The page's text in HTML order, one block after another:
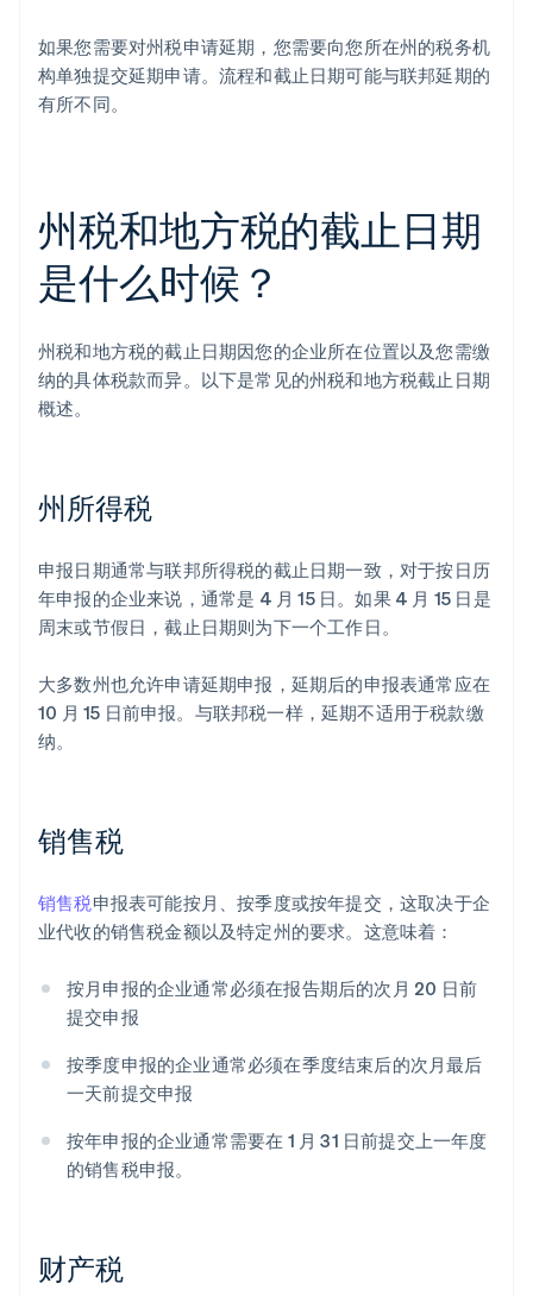
如果您需要对州税申请延期，您需要向您所在州的税务机
构单独提交延期申请。流程和截止日期可能与联邦延期的
有所不同。
州税和地方税的截止日期
是什么时候？
州税和地方税的截止日期因您的企业所在位置以及您需缴
纳的具体税款而异。以下是常见的州税和地方税截止日期
概述。
州所得税
申报日期通常与联邦所得税的截止日期一致，对于按日历
年申报的企业来说，通常是 4 月 15 日。如果 4 月 15 日是
周末或节假日，截止日期则为下一个工作日。
大多数州也允许申请延期申报，延期后的申报表通常应在
10 月 15 日前申报。与联邦税一样，延期不适用于税款缴
纳。
销售税
销售税申报表可能按月、按季度或按年提交，这取决于企
业代收的销售税金额以及特定州的要求。这意味着：
按月申报的企业通常必须在报告期后的次月 20 日前
提交申报
按季度申报的企业通常必须在季度结束后的次月最后
一天前提交申报
按年申报的企业通常需要在 1 月 31 日前提交上一年度
的销售税申报。
财产税